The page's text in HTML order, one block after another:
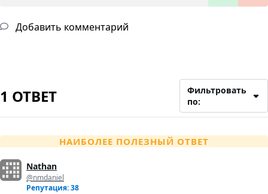
Добавить комментарий
1 ОТВЕТ
Фильтровать
по:
НАИБОЛЕЕ ПОЛЕЗНЫЙ ОТВЕТ
Nathan
@nmdaniel
Репутация: 38